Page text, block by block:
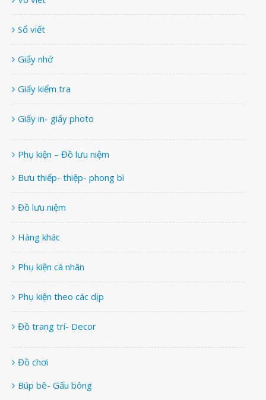
Sổ viết
Giấy nhớ
Giấy kiểm tra
Giấy in- giấy photo
Phụ kiện – Đồ lưu niệm
Bưu thiếp- thiệp- phong bì
Đồ lưu niệm
Hàng khác
Phụ kiện cá nhân
Phụ kiện theo các dịp
Đồ trang trí- Decor
Đồ chơi
Búp bê- Gấu bông